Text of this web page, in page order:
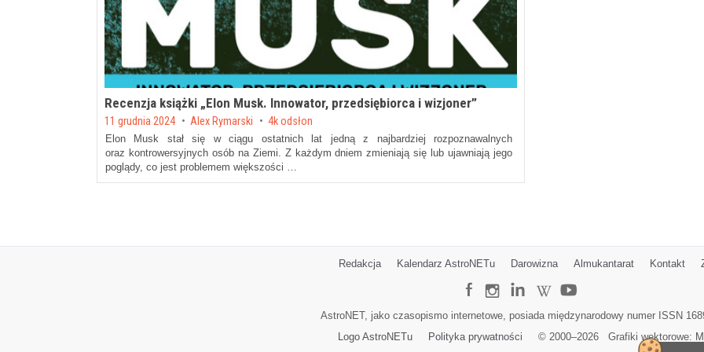
Recenzja książki „Elon Musk. Innowator, przedsiębiorca i wizjoner”
Posted on
11 grudnia 2024 by Alex Rymarski 4k odsłon
Elon Musk stał się w ciągu ostatnich lat jedną z najbardziej rozpoznawalnych
oraz kontrowersyjnych osób na Ziemi. Z każdym dniem zmieniają się lub ujawniają jego
poglądy, co jest problemem większości …
Redakcja Kalendarz AstroNETu Darowizna Almukantarat Kontakt
AstroNET, jako czasopismo internetowe, posiada międzynarodowy numer ISSN
Logo AstroNETu
Polityka prywatności © 2000–2026 Grafiki wektorowe: